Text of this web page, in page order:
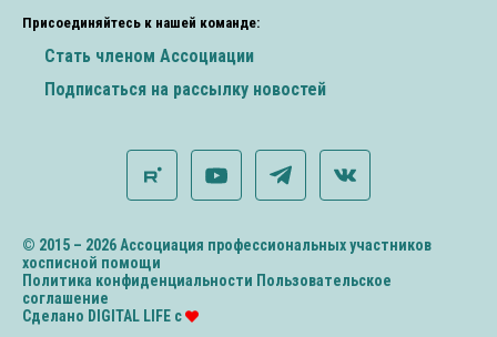
Присоединяйтесь к нашей команде:
Стать членом Ассоциации
Подписаться на рассылку новостей
© 2015 – 2026 Ассоциация профессиональных участников
хосписной помощи
Политика конфиденциальности Пользовательское
соглашение
Сделано DIGITAL LIFE с